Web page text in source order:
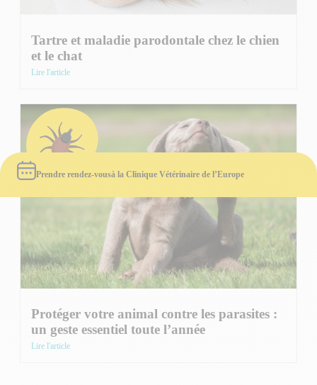
Prendre rendez-vousà la Clinique Vétérinaire de l’Europe
Tartre et maladie parodontale chez le chien
et le chat
Lire l'article
Protéger votre animal contre les parasites :
un geste essentiel toute l’année
Lire l'article